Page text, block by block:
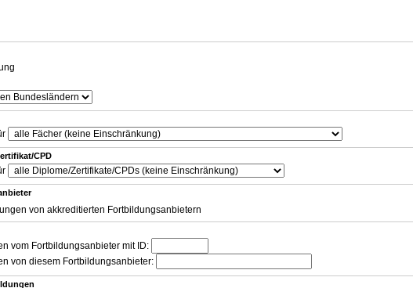
CPD
von akkreditierten Fortbildungsanbietern
vom Fortbildungsanbieter mit ID:
von diesem Fortbildungsanbieter: